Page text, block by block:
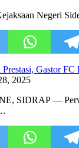
Negeri
Gastor
2025
SIDRAP —